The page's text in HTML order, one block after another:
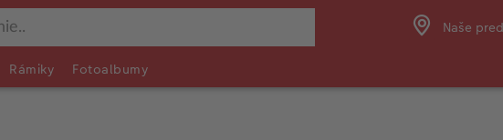
Naše
Rámiky Fotoalbumy